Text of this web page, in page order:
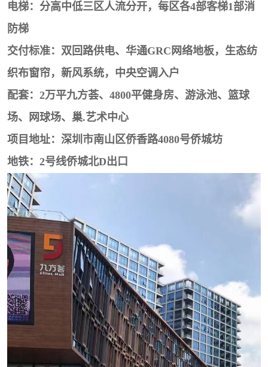
电梯：分高中低三区人流分开，每区各4部客梯1部消
防梯
交付标准：双回路供电、华通GRC网络地板，生态纺
织布窗帘，新风系统，中央空调入户
配套：2万平九方荟、4800平健身房、游泳池、篮球
场、网球场、巢.艺术中心
项目地址：深圳市南山区侨香路4080号侨城坊
地铁：2号线侨城北D出口